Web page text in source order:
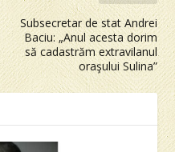
Subsecretar de stat Andrei
Baciu: „Anul acesta dorim
să cadastrăm extravilanul
oraşului Sulina”